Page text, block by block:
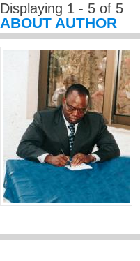
Displaying 1 - 5 of 5
ABOUT AUTHOR